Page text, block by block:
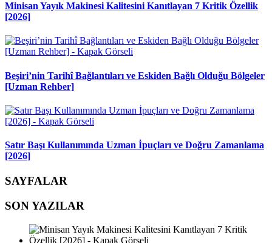
Minisan Yayık Makinesi Kalitesini Kanıtlayan 7 Kritik Özellik
[2026]
Beşiri’nin Tarihî Bağlantıları ve Eskiden Bağlı Olduğu Bölgeler
[Uzman Rehber]
Satır Başı Kullanımında Uzman İpuçları ve Doğru Zamanlama
[2026]
SAYFALAR
SON YAZILAR